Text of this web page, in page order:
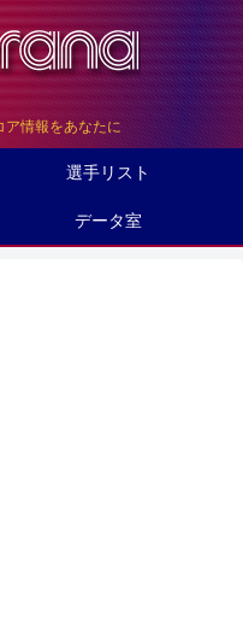
ア情報をあなたに
選手リスト
データ室